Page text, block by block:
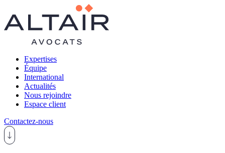
Expertises
Équipe
International
Actualités
Nous rejoindre
Espace client
Contactez-nous